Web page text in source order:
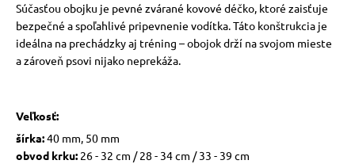
Súčasťou obojku je pevné zvárané kovové déčko, ktoré zaisťuje
bezpečné a spoľahlivé pripevnenie vodítka. Táto konštrukcia je
ideálna na prechádzky aj tréning – obojok drží na svojom mieste
a zároveň psovi nijako neprekáža.
Veľkosť:
šírka:40 mm, 50 mm
obvod krku:26 - 32 cm / 28 - 34 cm / 33 - 39 cm